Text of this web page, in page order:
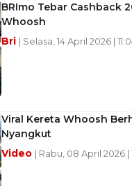
BRImo Tebar Cashback
Whoosh
Bri | Selasa, 14 April 2026 |
Viral Kereta Whoosh
Nyangkut
Video | Rabu, 08 April 2026 |